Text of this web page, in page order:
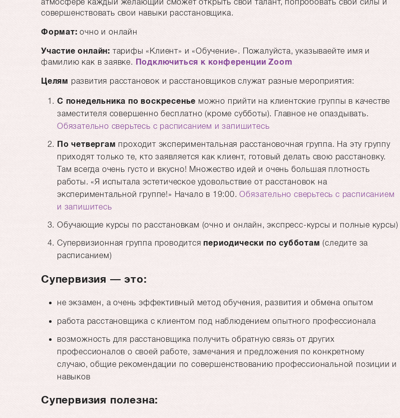
совершенствовать свои навыки расстановщика.
Формат:очно и онлайн
Участие онлайн: тарифы Клиент и Обучение . Пожалуйста, указываейте имя и
фамилию как в заявке. Подключиться к конференции Zoom
Целям развития расстановок и расстановщиков служат разные мероприятия:
С понедельника по воскресенье можно прийти на клиентские группы в качестве
заместителя совершенно бесплатно (кроме субботы). Главное не опаздывать.
Обязательно сверьтесь с расписанием и запишитесь
По четвергам проходит экспериментальная расстановочная группа. На эту группу
приходят только те, кто заявляется как клиент, готовый делать свою расстановку.
Там всегда очень густо и вкусно! Множество идей и очень большая плотность
работы. «Я испытала эстетическое удовольствие от расстановок на
экспериментальной группе!» Начало в 19:00.Обязательно сверьтесь с расписанием
и запишитесь
Обучающие курсы по расстановкам (очно и онлайн, экспресс-курсы и полные курсы)
Супервизионная группа проводитсяпериодически по субботам(следите за
расписанием)
Супервизия — это:
не экзамен, а очень эффективный метод обучения, развития и обмена опытом
работа расстановщика с клиентом под наблюдением опытного профессионала
возможность для расстановщика получить обратную связь от других
профессионалов о своей работе, замечания и предложения по конкретному
случаю, общие рекомендации по совершенствованию профессиональной позиции и
навыков
Супервизия полезна: